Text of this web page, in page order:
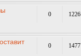
0 1226
0 1477